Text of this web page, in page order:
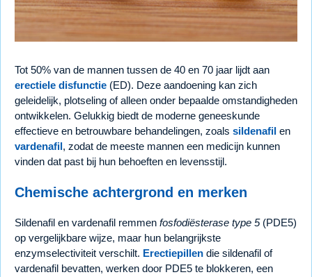
Tot 50% van de mannen tussen de 40 en 70 jaar lijdt aan
erectiele disfunctie (ED). Deze aandoening kan zich
geleidelijk, plotseling of alleen onder bepaalde omstandigheden
ontwikkelen. Gelukkig biedt de moderne geneeskunde
effectieve en betrouwbare behandelingen, zoals sildenafil en
vardenafil, zodat de meeste mannen een medicijn kunnen
vinden dat past bij hun behoeften en levensstijl.
Chemische achtergrond en merken
Sildenafil en vardenafil remmen fosfodiësterase type 5(PDE5)
op vergelijkbare wijze, maar hun belangrijkste
enzymselectiviteit verschilt. Erectiepillen die sildenafil of
vardenafil bevatten, werken door PDE5 te blokkeren, een